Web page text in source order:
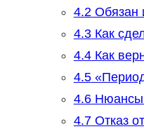
4.2Обязан
4.3Как
4.4Как
4.5
4.6Нюансы
4.7Отказ